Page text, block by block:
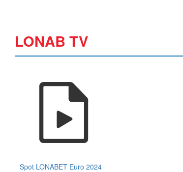
LONAB TV
Spot LONABET Euro 2024